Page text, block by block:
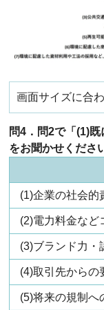
画面サイズに合
問4．問2で「(1)
をお聞かせくださ
(1)企業の社会的
(2)電力料金など
(3)ブランド力・
(4)取引先からの
(5)将来の規制へ